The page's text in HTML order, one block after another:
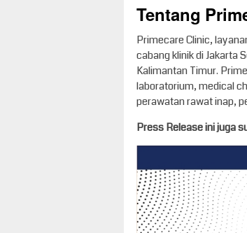
Tentang
Primecare Clinic,
cabang klinik di Jakarta
Kalimantan Timur.
laboratorium, medical
perawatan rawat inap,
Press Release ini juga